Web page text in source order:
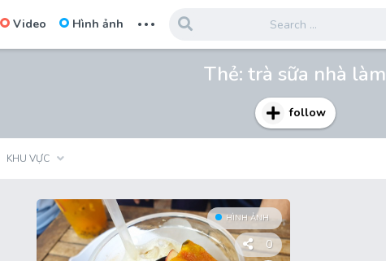
Video Hình ảnh ...
Thẻ: trà sữa nhà làm
follow
KHU VỰC
HÌNH ẢNH
0